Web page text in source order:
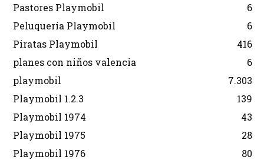
Pastores Playmobil
6
Peluquería Playmobil
6
Piratas Playmobil
416
planes con niños valencia
6
playmobil
7.303
Playmobil 1.2.3
139
Playmobil 1974
43
Playmobil 1975
28
Playmobil 1976
80